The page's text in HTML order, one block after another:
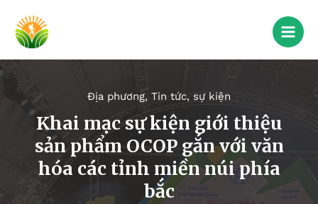
Địa phương, Tin tức, sự kiện
Khai mạc sự kiện giới thiệu
sản phẩm OCOP gắn với văn
hóa các tỉnh miền núi phía
bắc